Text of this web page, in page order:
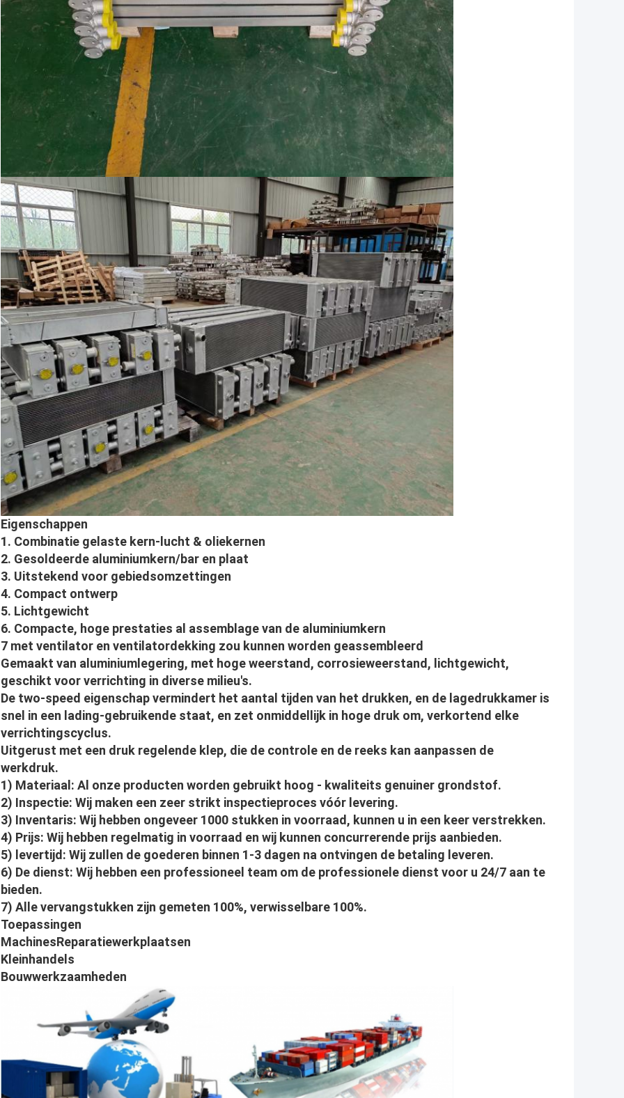
Eigenschappen
1. Combinatie gelaste kern-lucht & oliekernen
2. Gesoldeerde aluminiumkern/bar en plaat
3. Uitstekend voor gebiedsomzettingen
4. Compact ontwerp
5. Lichtgewicht
6. Compacte, hoge prestaties al assemblage van de aluminiumkern
7 met ventilator en ventilatordekking zou kunnen worden geassembleerd
Gemaakt van aluminiumlegering, met hoge weerstand, corrosieweerstand, lichtgewicht,
geschikt voor verrichting in diverse milieu's.
De two-speed eigenschap vermindert het aantal tijden van het drukken, en de lagedrukkamer is
snel in een lading-gebruikende staat, en zet onmiddellijk in hoge druk om, verkortend elke
verrichtingscyclus.
Uitgerust met een druk regelende klep, die de controle en de reeks kan aanpassen de
werkdruk.
1) Materiaal: Al onze producten worden gebruikt hoog - kwaliteits genuiner grondstof.
2) Inspectie: Wij maken een zeer strikt inspectieproces vóór levering.
3) Inventaris: Wij hebben ongeveer 1000 stukken in voorraad, kunnen u in een keer verstrekken.
4) Prijs: Wij hebben regelmatig in voorraad en wij kunnen concurrerende prijs aanbieden.
5) levertijd: Wij zullen de goederen binnen 1-3 dagen na ontvingen de betaling leveren.
6) De dienst: Wij hebben een professioneel team om de professionele dienst voor u 24/7 aan te
bieden.
7) Alle vervangstukken zijn gemeten 100%, verwisselbare 100%.
Toepassingen
MachinesReparatiewerkplaatsen
Kleinhandels
Bouwwerkzaamheden